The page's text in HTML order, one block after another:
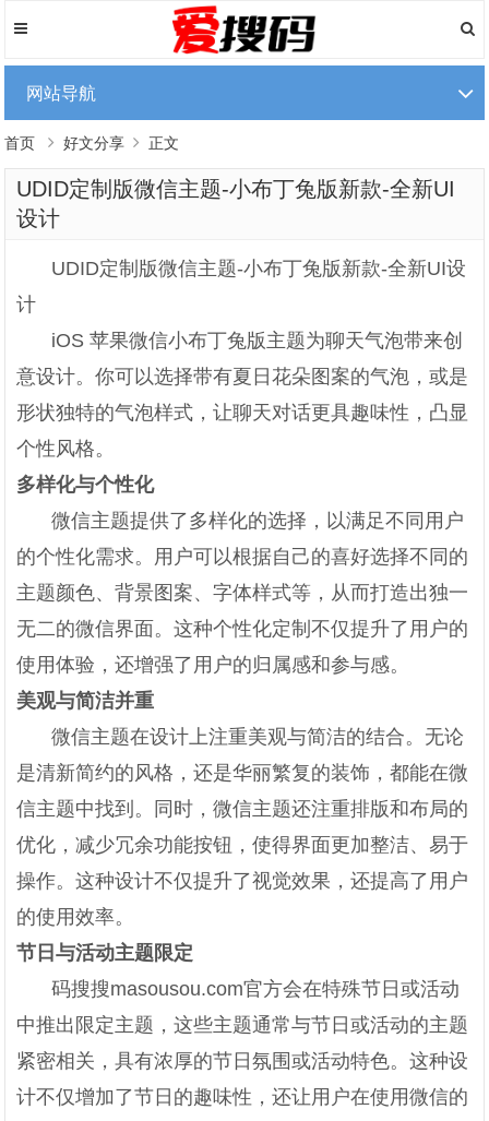
网站导航
首页 好文分享 正文
UDID定制版微信主题-小布丁兔版新款-全新UI
设计
UDID定制版微信主题-小布丁兔版新款-全新UI设
计
iOS 苹果微信小布丁兔版主题为聊天气泡带来创
意设计。你可以选择带有夏日花朵图案的气泡，或是
形状独特的气泡样式，让聊天对话更具趣味性，凸显
个性风格。
多样化与个性化
微信主题提供了多样化的选择，以满足不同用户
的个性化需求。用户可以根据自己的喜好选择不同的
主题颜色、背景图案、字体样式等，从而打造出独一
无二的微信界面。这种个性化定制不仅提升了用户的
使用体验，还增强了用户的归属感和参与感。
美观与简洁并重
微信主题在设计上注重美观与简洁的结合。无论
是清新简约的风格，还是华丽繁复的装饰，都能在微
信主题中找到。同时，微信主题还注重排版和布局的
优化，减少冗余功能按钮，使得界面更加整洁、易于
操作。这种设计不仅提升了视觉效果，还提高了用户
的使用效率。
节日与活动主题限定
码搜搜masousou.com官方会在特殊节日或活动
中推出限定主题，这些主题通常与节日或活动的主题
紧密相关，具有浓厚的节日氛围或活动特色。这种设
计不仅增加了节日的趣味性，还让用户在使用微信的